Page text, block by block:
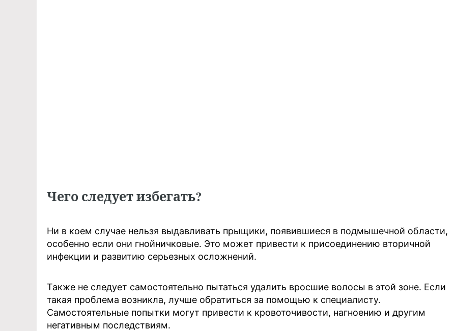
Чего следует избегать?
Ни в коем случае нельзя выдавливать прыщики, появившиеся в подмышечной области,
особенно если они гнойничковые. Это может привести к присоединению вторичной
инфекции и развитию серьезных осложнений.
Также не следует самостоятельно пытаться удалить вросшие волосы в этой зоне. Если
такая проблема возникла, лучше обратиться за помощью к специалисту.
Самостоятельные попытки могут привести к кровоточивости, нагноению и другим
негативным последствиям.